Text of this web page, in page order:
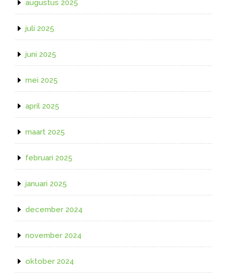
augustus 2025
juli 2025
juni 2025
mei 2025
april 2025
maart 2025
februari 2025
januari 2025
december 2024
november 2024
oktober 2024